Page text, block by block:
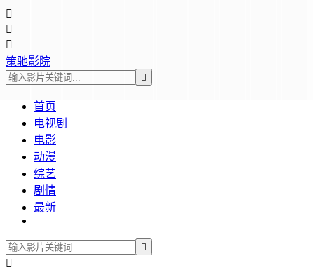



策驰影院

首页
电视剧
电影
动漫
综艺
剧情
最新

